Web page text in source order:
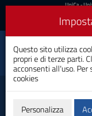
Vai
al
UniCa
Accedi
UniCa-
Toggle
navigation
Personale
Questo sito utilizza
propri e di terze parti.
acconsenti all'uso. Per
cookies
Personalizza